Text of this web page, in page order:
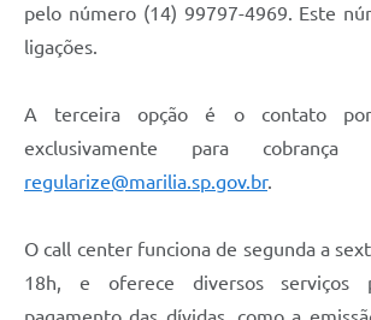
pelo número (14) 99797-4969. Este
ligações.
A terceira opção é o contato
exclusivamente para cobrança
regularize@marilia.sp.gov.br.
O call center funciona de segunda a
18h, e oferece diversos serviços